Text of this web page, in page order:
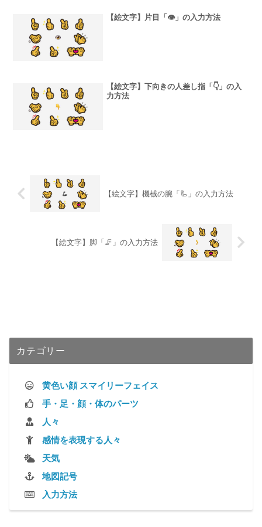
【絵文字】片目「👁」の入力方法
【絵文字】下向きの人差し指「👇」の入
力方法
【絵文字】機械の腕「🦾」の入力方法
【絵文字】脚「🦵」の入力方法
カテゴリー
黄色い顔 スマイリーフェイス
手・足・顔・体のパーツ
人々
感情を表現する人々
天気
地図記号
入力方法